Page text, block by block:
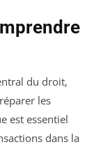
du droit,
les
est essentiel
dans la